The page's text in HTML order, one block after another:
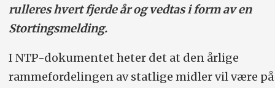
rulleres hvert fjerde år og vedtas i form av en
Stortingsmelding.
I NTP-dokumentet heter det at den årlige
rammefordelingen av statlige midler vil være på